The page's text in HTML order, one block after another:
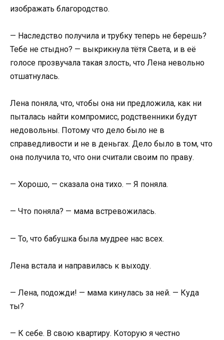
изображать благородство.
— Наследство получила и трубку теперь не берешь?
Тебе не стыдно? — выкрикнула тётя Света, и в её
голосе прозвучала такая злость, что Лена невольно
отшатнулась.
Лена поняла, что, чтобы она ни предложила, как ни
пыталась найти компромисс, родственники будут
недовольны. Потому что дело было не в
справедливости и не в деньгах. Дело было в том, что
она получила то, что они считали своим по праву.
— Хорошо, — сказала она тихо. — Я поняла.
— Что поняла? — мама встревожилась.
— То, что бабушка была мудрее нас всех.
Лена встала и направилась к выходу.
— Лена, подожди! — мама кинулась за ней. — Куда
ты?
— К себе. В свою квартиру. Которую я честно